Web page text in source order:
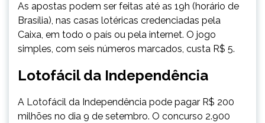
As apostas podem ser feitas até as 19h (horário de
Brasília), nas casas lotéricas credenciadas pela
Caixa, em todo o país ou pela internet. O jogo
simples, com seis números marcados, custa R$ 5.
Lotofácil da Independência
A Lotofácil da Independência pode pagar R$ 200
milhões no dia 9 de setembro. O concurso 2.900